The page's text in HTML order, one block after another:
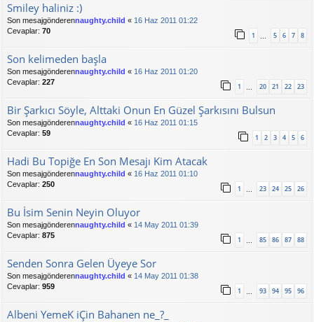
Smiley haliniz :)
Son mesajgönderennaughty.child « 16 Haz 2011 01:22
Cevaplar: 70 1 … 5 6 7 8
Son kelimeden başla
Son mesajgönderennaughty.child « 16 Haz 2011 01:20
Cevaplar: 227 1 … 20 21 22 23
Bir Şarkıcı Söyle, Alttaki Onun En Güzel Şarkısını Bulsun
Son mesajgönderennaughty.child « 16 Haz 2011 01:15
Cevaplar: 59 1 2 3 4 5 6
Hadi Bu Topiğe En Son Mesajı Kim Atacak
Son mesajgönderennaughty.child « 16 Haz 2011 01:10
Cevaplar: 250 1 … 23 24 25 26
Bu İsim Senin Neyin Oluyor
Son mesajgönderennaughty.child « 14 May 2011 01:39
Cevaplar: 875 1 … 85 86 87 88
Senden Sonra Gelen Üyeye Sor
Son mesajgönderennaughty.child « 14 May 2011 01:38
Cevaplar: 959 1 … 93 94 95 96
Albeni YemeK iÇin Bahanen ne_?_